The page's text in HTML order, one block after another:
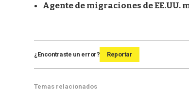
Agente de migraciones de
¿Encontraste un error? Reportar
Temas relacionados